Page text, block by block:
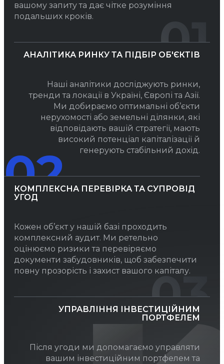
01
вашому запиту та дає чітке розуміння
подальших кроків.
02
АНАЛІТИКА РИНКУ ТА ПІДБІР ОБ'ЄКТІВ
Наші аналітики досліджують ринки,
тренди та локації в Україні, Європі та Азії.
Ми добираємо оптимальні об’єкти
нерухомості або земельні ділянки, які
відповідають вашій стратегії, мають
високий потенціал капіталізації й
генерують стабільний дохід.
03
КОМПЛЕКСНА ПЕРЕВІРКА ТА СУПРОВІД
УГОД
Кожен об’єкт у нашій базі проходить
комплексний аудит. Ми ретельно
оцінюємо ризики та перевіряємо
документи забудовників, щоб забезпечити
повну прозорість і захист вашого капіталу.
УПРАВЛІННЯ ІНВЕСТИЦІЙНИМ
ПОРТФЕЛЕМ
Після угоди ми допомагаємо управляти
вашим інвестиційним портфелем та